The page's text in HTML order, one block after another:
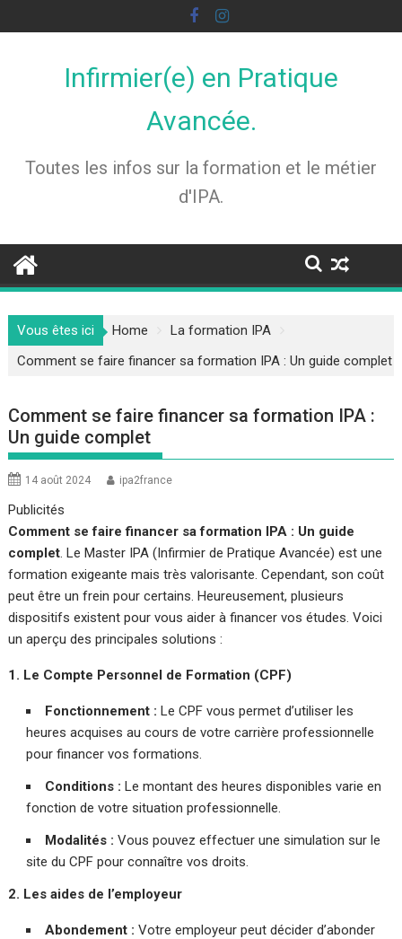
to
Infirmier(e) en Pratique
Avancée.
Toutes les infos sur la formation et le métier
d'IPA.
Vous êtes ici Home
La formation IPA
Comment se faire financer sa formation IPA : Un guide complet
Comment se faire financer sa formation IPA :
Un guide complet
14 août 2024 ipa2france
Publicités
Comment se faire financer sa formation IPA : Un guide
complet. Le Master IPA (Infirmier de Pratique Avancée) est une
formation exigeante mais très valorisante. Cependant, son coût
peut être un frein pour certains. Heureusement, plusieurs
dispositifs existent pour vous aider à financer vos études. Voici
un aperçu des principales solutions :
1. Le Compte Personnel de Formation (CPF)
Fonctionnement : Le CPF vous permet d’utiliser les
heures acquises au cours de votre carrière professionnelle
pour financer vos formations.
Conditions : Le montant des heures disponibles varie en
fonction de votre situation professionnelle.
Modalités : Vous pouvez effectuer une simulation sur le
site du CPF pour connaître vos droits.
2. Les aides de l’employeur
Abondement : Votre employeur peut décider d’abonder